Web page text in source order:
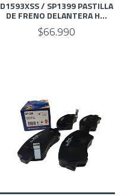
D1593XSS / SP1399 PASTILLA
DE FRENO DELANTERA H...
$66.990